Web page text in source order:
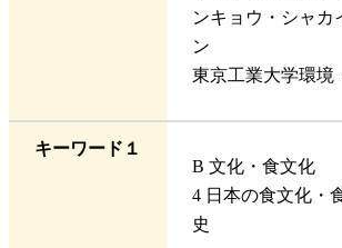
ンキョウ・シャカ
ン
東京工業大学環境
キーワード１
B 文化・食文化
4 日本の食文化・
史